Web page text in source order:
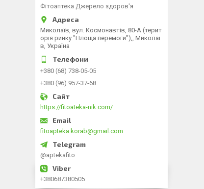
Фітоаптека Джерело здоров'я
Миколаїв, вул. Космонавтів, 80-А (терит
орія ринку "Площа перемоги"),, Миколаї
в, Україна
+380 (68) 738-05-05
+380 (96) 957-37-68
https://fitoateka-nik.com/
fitoapteka.korab@gmail.com
@aptekafito
+380687380505